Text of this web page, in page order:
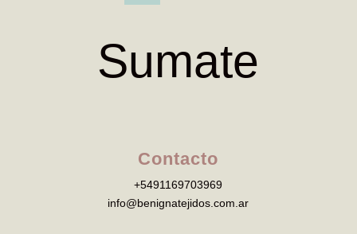
Sumate
Contacto
+5491169703969
info@benignatejidos.com.ar